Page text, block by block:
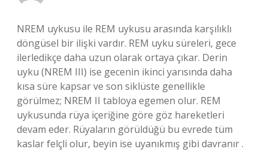
NREM uykusu ile REM uykusu arasında karşılıklı
döngüsel bir ilişki vardır. REM uyku süreleri, gece
ilerledikçe daha uzun olarak ortaya çıkar. Derin
uyku (NREM III) ise gecenin ikinci yarısında daha
kısa süre kapsar ve son siklüste genellikle
görülmez; NREM II tabloya egemen olur. REM
uykusunda rüya içeriğine göre göz hareketleri
devam eder. Rüyaların görüldüğü bu evrede tüm
kaslar felçli olur, beyin ise uyanıkmış gibi davranır .